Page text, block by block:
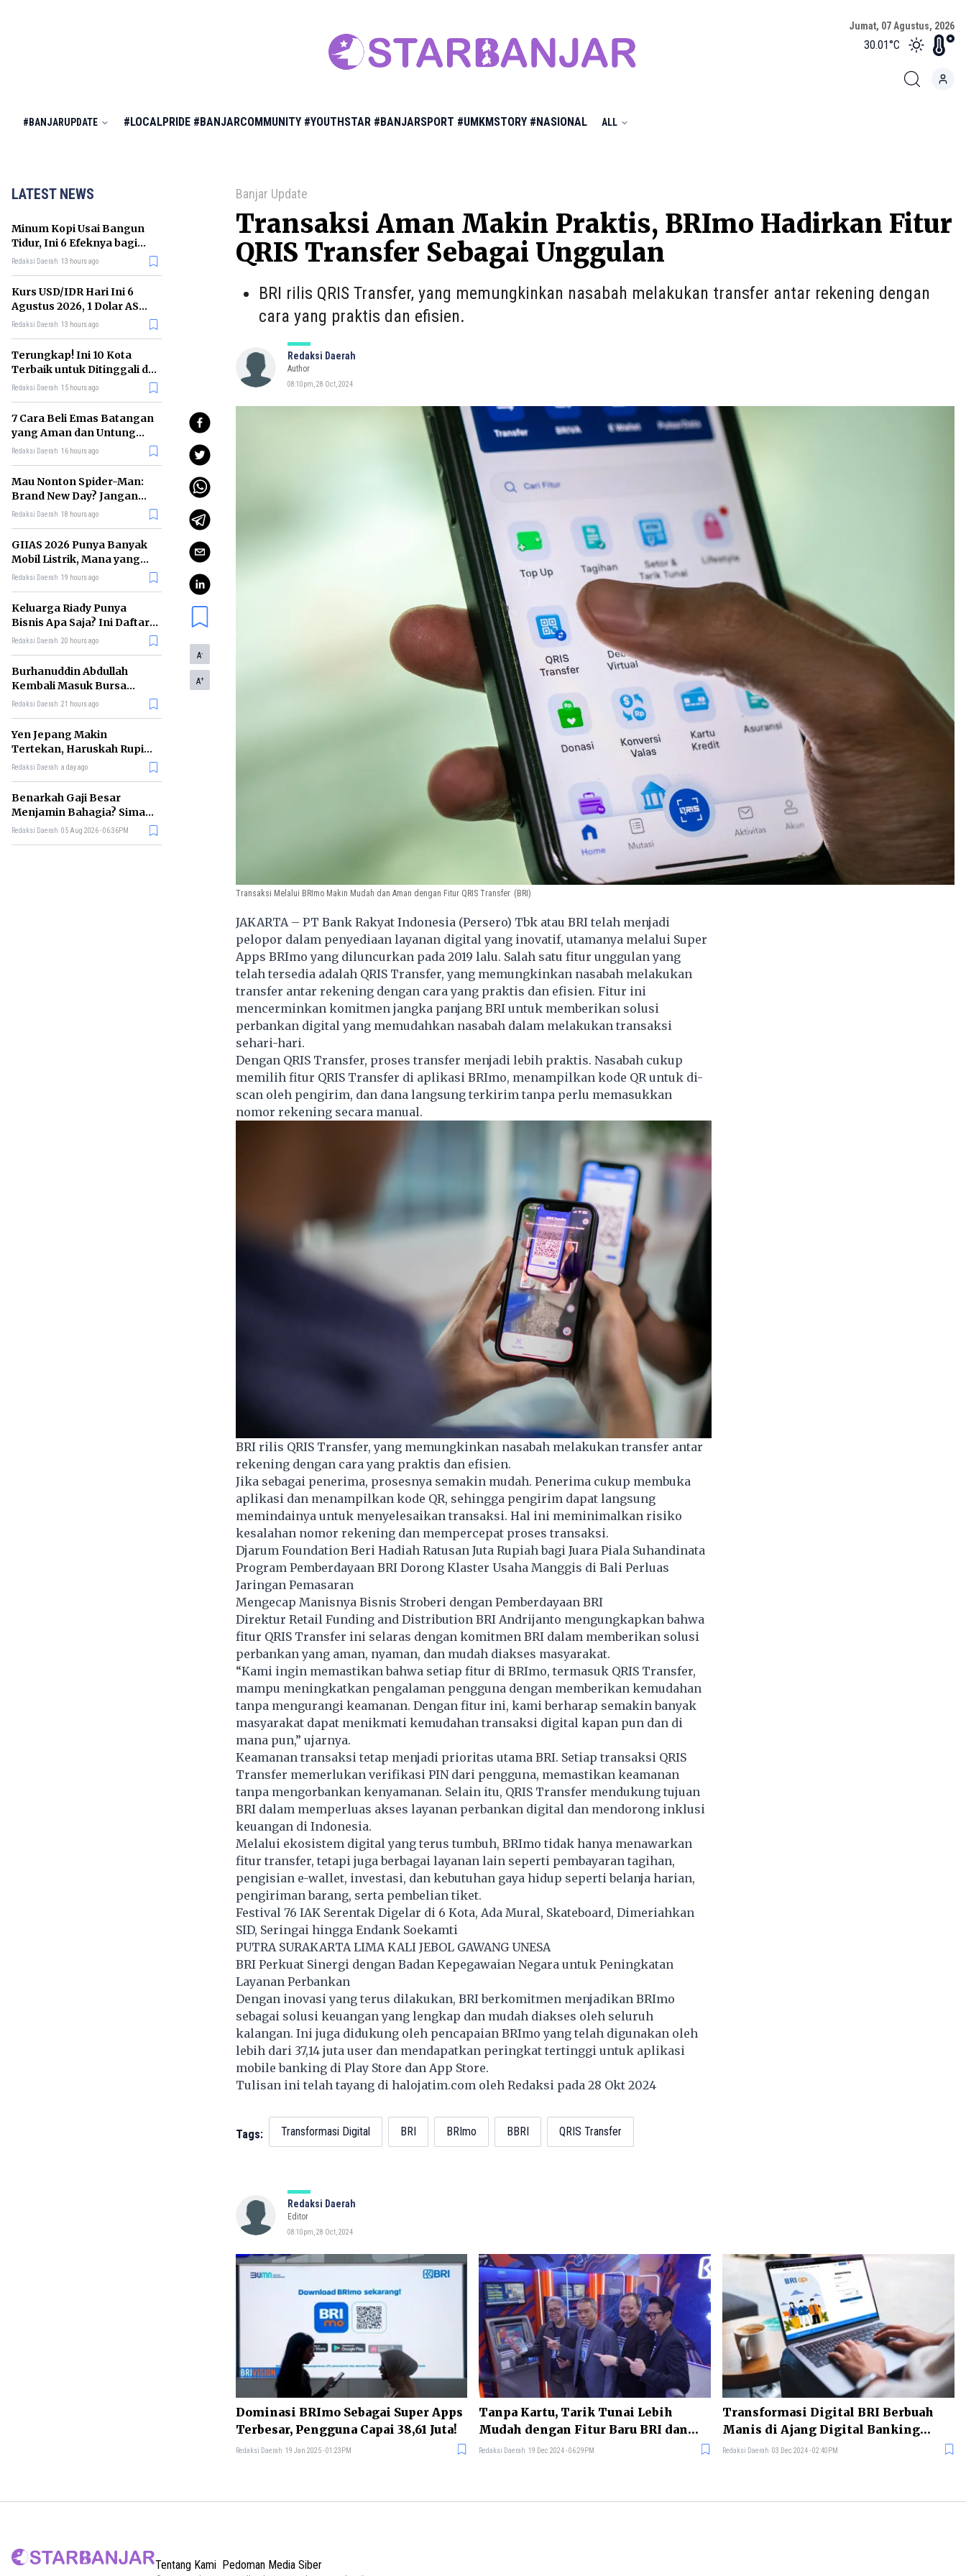
Jumat, 07 Agustus, 2026
30.01°C
#BANJARUPDATE #LOCALPRIDE #BANJARCOMMUNITY #YOUTHSTAR #BANJARSPORT #UMKMSTORY #NASIONAL ALL
LATEST NEWS
Minum Kopi Usai Bangun
Tidur, Ini 6 Efeknya bagi
Kesehatan Tubuh
Redaksi Daerah 13 hours ago
Kurs USD/IDR Hari Ini 6
Agustus 2026, 1 Dolar AS
Kini Berapa Rupiah?
Redaksi Daerah 13 hours ago
Terungkap! Ini 10 Kota
Terbaik untuk Ditinggali di
Dunia Tahun 2026
Redaksi Daerah 15 hours ago
7 Cara Beli Emas Batangan
yang Aman dan Untung
untuk Pemula
Redaksi Daerah 16 hours ago
Mau Nonton Spider-Man:
Brand New Day? Jangan
Lewatkan 6 Film Penting
Redaksi Daerah 18 hours ago
GIIAS 2026 Punya Banyak
Mobil Listrik, Mana yang
Cocok untuk Gaji Rp10 Juta?
Redaksi Daerah 19 hours ago
Keluarga Riady Punya
Bisnis Apa Saja? Ini Daftar
Kerajaan Usahanya
Redaksi Daerah 20 hours ago
Burhanuddin Abdullah
Kembali Masuk Bursa
Gubernur BI, Ini Rekam
Redaksi Daerah 21 hours ago
Yen Jepang Makin
Tertekan, Haruskah Rupiah
Ikut Khawatir?
Redaksi Daerah a day ago
Benarkah Gaji Besar
Menjamin Bahagia? Simak
Penjelasan Ilmu Ekonomi
Redaksi Daerah 05 Aug 2026 - 06:36PM
Banjar Update
Transaksi Aman Makin Praktis, BRImo Hadirkan Fitur
QRIS Transfer Sebagai Unggulan
BRI rilis QRIS Transfer, yang memungkinkan nasabah melakukan transfer antar rekening dengan
cara yang praktis dan efisien.
Redaksi Daerah
Author
08:10pm, 28 Oct, 2024
A-
A+
Transaksi Melalui BRImo Makin Mudah dan Aman dengan Fitur QRIS Transfer (BRI)
JAKARTA – PT Bank Rakyat Indonesia (Persero) Tbk atau BRI telah menjadi
pelopor dalam penyediaan layanan digital yang inovatif, utamanya melalui Super
Apps BRImo yang diluncurkan pada 2019 lalu. Salah satu fitur unggulan yang
telah tersedia adalah QRIS Transfer, yang memungkinkan nasabah melakukan
transfer antar rekening dengan cara yang praktis dan efisien. Fitur ini
mencerminkan komitmen jangka panjang BRI untuk memberikan solusi
perbankan digital yang memudahkan nasabah dalam melakukan transaksi
sehari-hari.
Dengan QRIS Transfer, proses transfer menjadi lebih praktis. Nasabah cukup
memilih fitur QRIS Transfer di aplikasi BRImo, menampilkan kode QR untuk di-
scan oleh pengirim, dan dana langsung terkirim tanpa perlu memasukkan
nomor rekening secara manual.
BRI rilis QRIS Transfer, yang memungkinkan nasabah melakukan transfer antar
rekening dengan cara yang praktis dan efisien.
Jika sebagai penerima, prosesnya semakin mudah. Penerima cukup membuka
aplikasi dan menampilkan kode QR, sehingga pengirim dapat langsung
memindainya untuk menyelesaikan transaksi. Hal ini meminimalkan risiko
kesalahan nomor rekening dan mempercepat proses transaksi.
Djarum Foundation Beri Hadiah Ratusan Juta Rupiah bagi Juara Piala Suhandinata
Program Pemberdayaan BRI Dorong Klaster Usaha Manggis di Bali Perluas
Jaringan Pemasaran
Mengecap Manisnya Bisnis Stroberi dengan Pemberdayaan BRI
Direktur Retail Funding and Distribution BRI Andrijanto mengungkapkan bahwa
fitur QRIS Transfer ini selaras dengan komitmen BRI dalam memberikan solusi
perbankan yang aman, nyaman, dan mudah diakses masyarakat.
“Kami ingin memastikan bahwa setiap fitur di BRImo, termasuk QRIS Transfer,
mampu meningkatkan pengalaman pengguna dengan memberikan kemudahan
tanpa mengurangi keamanan. Dengan fitur ini, kami berharap semakin banyak
masyarakat dapat menikmati kemudahan transaksi digital kapan pun dan di
mana pun,” ujarnya.
Keamanan transaksi tetap menjadi prioritas utama BRI. Setiap transaksi QRIS
Transfer memerlukan verifikasi PIN dari pengguna, memastikan keamanan
tanpa mengorbankan kenyamanan. Selain itu, QRIS Transfer mendukung tujuan
BRI dalam memperluas akses layanan perbankan digital dan mendorong inklusi
keuangan di Indonesia.
Melalui ekosistem digital yang terus tumbuh, BRImo tidak hanya menawarkan
fitur transfer, tetapi juga berbagai layanan lain seperti pembayaran tagihan,
pengisian e-wallet, investasi, dan kebutuhan gaya hidup seperti belanja harian,
pengiriman barang, serta pembelian tiket.
Festival 76 IAK Serentak Digelar di 6 Kota, Ada Mural, Skateboard, Dimeriahkan
SID, Seringai hingga Endank Soekamti
PUTRA SURAKARTA LIMA KALI JEBOL GAWANG UNESA
BRI Perkuat Sinergi dengan Badan Kepegawaian Negara untuk Peningkatan
Layanan Perbankan
Dengan inovasi yang terus dilakukan, BRI berkomitmen menjadikan BRImo
sebagai solusi keuangan yang lengkap dan mudah diakses oleh seluruh
kalangan. Ini juga didukung oleh pencapaian BRImo yang telah digunakan oleh
lebih dari 37,14 juta user dan mendapatkan peringkat tertinggi untuk aplikasi
mobile banking di Play Store dan App Store.
Tulisan ini telah tayang di halojatim.comoleh Redaksi pada 28 Okt 2024
Tags: Transformasi Digital BRI BRImo BBRI QRIS Transfer
Redaksi Daerah
Editor
08:10pm, 28 Oct, 2024
Dominasi BRImo Sebagai Super Apps
Terbesar, Pengguna Capai 38,61 Juta!
Redaksi Daerah 19 Jan 2025 - 01:23PM
Tanpa Kartu, Tarik Tunai Lebih
Mudah dengan Fitur Baru BRI dan
Artajasa
Redaksi Daerah 19 Dec 2024 - 06:29PM
Transformasi Digital BRI Berbuah
Manis di Ajang Digital Banking
Awards
Redaksi Daerah 03 Dec 2024 - 02:40PM
Tentang Kami Pedoman Media Siber